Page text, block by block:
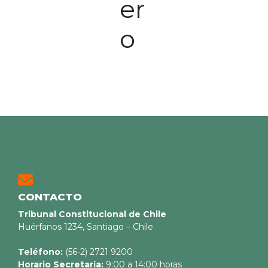
er
o
CONTACTO
Tribunal Constitucional de Chile
Huérfanos 1234, Santiago – Chile
Teléfono: (56-2) 2721 9200
Horario Secretaría: 9:00 a 14:00 horas